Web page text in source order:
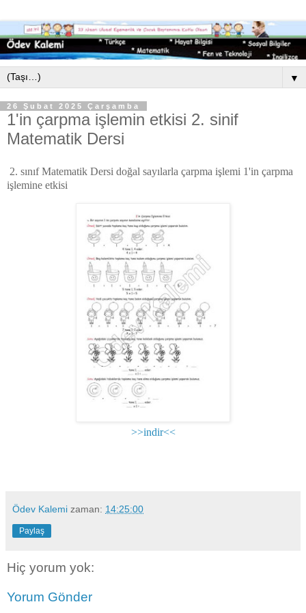
▼
26 Şubat 2025 Çarşamba
1'in çarpma işlemin etkisi 2. sinif
Matematik Dersi
2. sınıf Matematik Dersi doğal sayılarla çarpma işlemi 1'in çarpma
işlemine etkisi
>>indir<<
Ödev Kalemi zaman: 14:25:00
Paylaş
Hiç yorum yok:
Yorum Gönder